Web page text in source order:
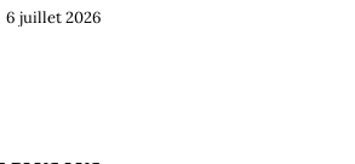
6 juillet 2026